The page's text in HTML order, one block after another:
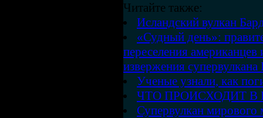
Читайте также:
Исландский вулкан
«Судный день»:
переселения американцев
извержения супервулкана
Ученые узнали, как
ЧТО ПРОИСХОДИТ В
Супервулкан мирового